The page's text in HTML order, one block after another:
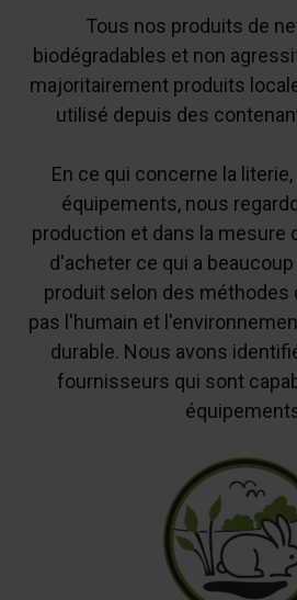
Tous nos produits de
biodégradables et non
majoritairement produits
utilisé depuis des
En ce qui concerne la
équipements, nous
production et dans la mesure
d'acheter ce qui a
produit selon des méthodes
pas l'humain et
durable. Nous avons
fournisseurs qui sont